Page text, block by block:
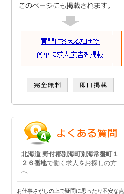
北海道 野付郡別海町別海常盤町１
２６番地で働く求人をお探しの方
へ
お仕事さがしの上で疑問に思ったり不安な点